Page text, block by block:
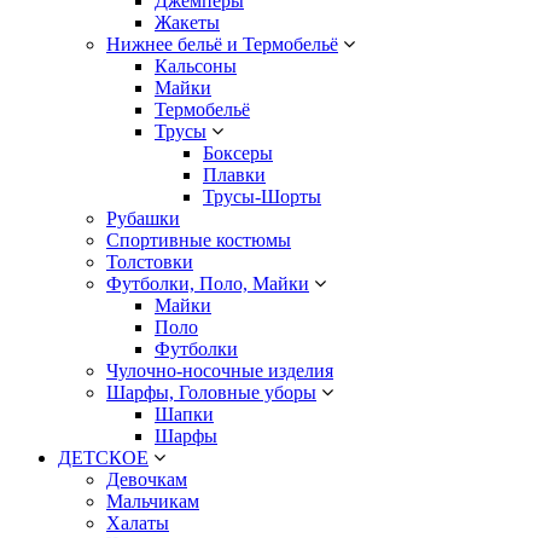
Жакеты
Нижнее бельё и Термобельё
Кальсоны
Майки
Термобельё
Трусы
Боксеры
Плавки
Трусы-Шорты
Рубашки
Спортивные костюмы
Толстовки
Футболки, Поло, Майки
Майки
Поло
Футболки
Чулочно-носочные изделия
Шарфы, Головные уборы
Шапки
Шарфы
ДЕТСКОЕ
Девочкам
Мальчикам
Халаты